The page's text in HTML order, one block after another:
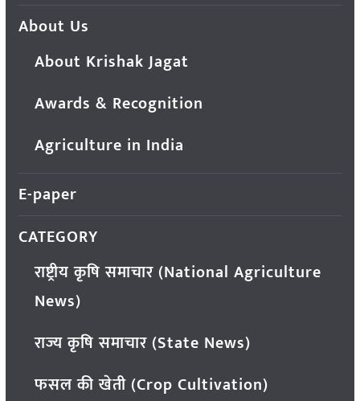
About Us
About Krishak Jagat
Awards & Recognition
Agriculture in India
E-paper
CATEGORY
राष्ट्रीय कृषि समाचार (National Agriculture
News)
राज्य कृषि समाचार (State News)
फसल की खेती (Crop Cultivation)